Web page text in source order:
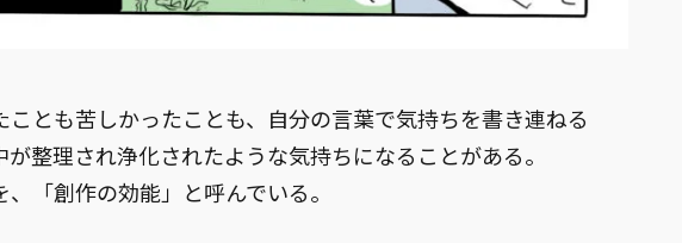
ことも苦しかったことも、自分の言葉で気持ちを書き連ねる
整理され浄化されたような気持ちになることがある。
「創作の効能」と呼んでいる。